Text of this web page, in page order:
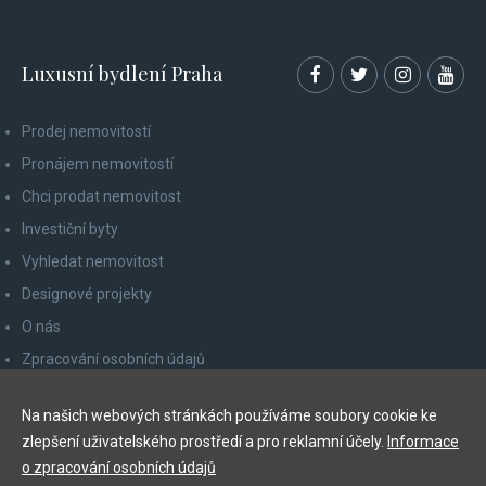
Luxusní bydlení Praha
Prodej nemovitostí
Pronájem nemovitostí
Chci prodat nemovitost
Investiční byty
Vyhledat nemovitost
Designové projekty
O nás
Zpracování osobních údajů
Odhlášení z newsletteru
Na našich webových stránkách používáme soubory cookie ke
zlepšení uživatelského prostředí a pro reklamní účely. Informace
o zpracování osobních údajů